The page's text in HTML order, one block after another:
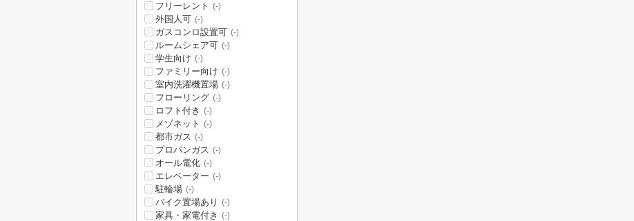
フリーレント (-)
外国人可 (-)
ガスコンロ設置可 (-)
ルームシェア可 (-)
学生向け (-)
ファミリー向け (-)
室内洗濯機置場 (-)
フローリング (-)
ロフト付き (-)
メゾネット (-)
都市ガス (-)
プロパンガス (-)
オール電化 (-)
エレベーター (-)
駐輪場 (-)
バイク置場あり (-)
家具・家電付き (-)